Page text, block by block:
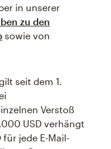
in unserer
zu den
sowie von
seit dem 1.
Verstoß
USD verhängt
für jede E-Mail-